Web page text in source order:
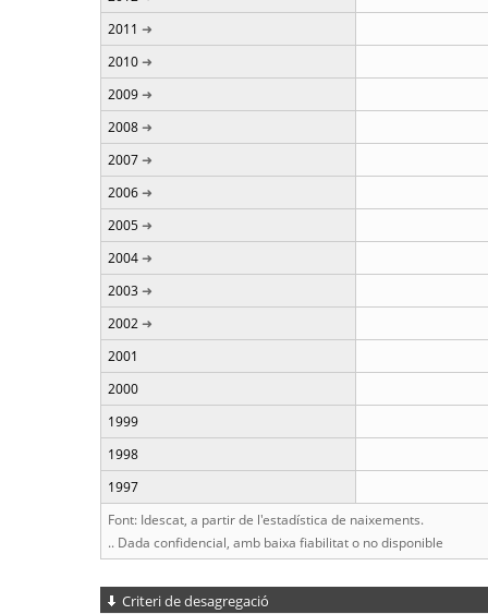
2011
2010
2009
2008
2007
2006
2005
2004
2003
2002
2001
2000
1999
1998
1997
Font: Idescat, a partir de l'estadística de naixements.
.. Dada confidencial, amb baixa fiabilitat o no disponible
Criteri de desagregació